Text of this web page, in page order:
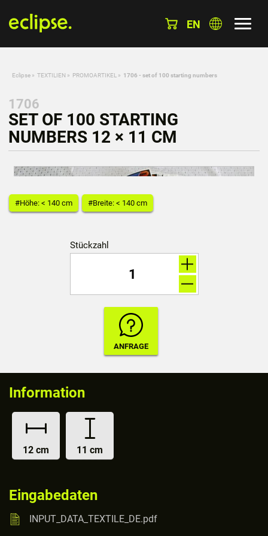
EN
Eclipse » TEXTILIEN » PROMOARTIKEL » 1706 - set of 100 starting numbers
1706
SET OF 100 STARTING
NUMBERS 12 × 11 CM
#Höhe: < 140 cm #Breite: < 140 cm
Stückzahl
Information
12 cm 11 cm
Eingabedaten
INPUT_DATA_TEXTILE_DE.pdf